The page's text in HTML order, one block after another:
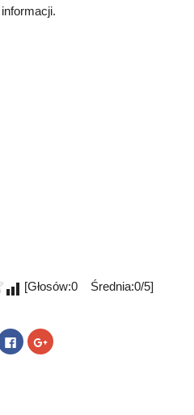
[Głosów:0 Średnia:0/5]
Click
to
share
Click
to